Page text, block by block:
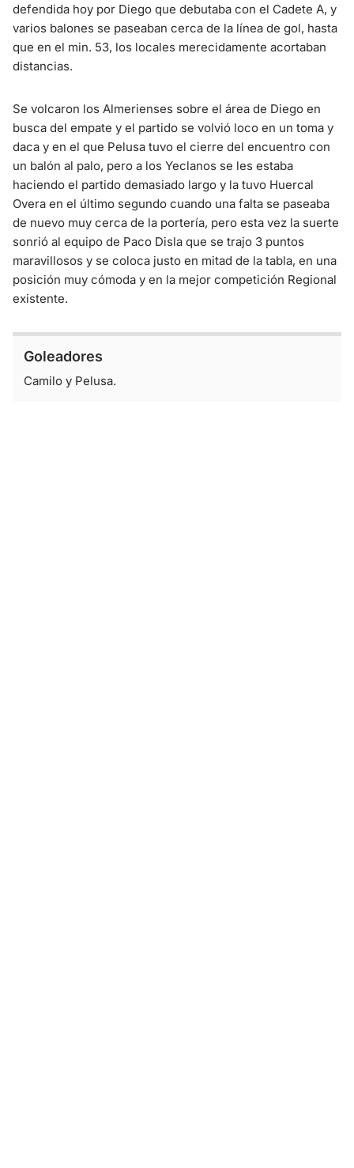
defendida hoy por Diego que debutaba con el Cadete A, y
varios balones se paseaban cerca de la línea de gol, hasta
que en el min. 53, los locales merecidamente acortaban
distancias.
Se volcaron los Almerienses sobre el área de Diego en
busca del empate y el partido se volvió loco en un toma y
daca y en el que Pelusa tuvo el cierre del encuentro con
un balón al palo, pero a los Yeclanos se les estaba
haciendo el partido demasiado largo y la tuvo Huercal
Overa en el último segundo cuando una falta se paseaba
de nuevo muy cerca de la portería, pero esta vez la suerte
sonrió al equipo de Paco Disla que se trajo 3 puntos
maravillosos y se coloca justo en mitad de la tabla, en una
posición muy cómoda y en la mejor competición Regional
existente.
Goleadores
Camilo y Pelusa.